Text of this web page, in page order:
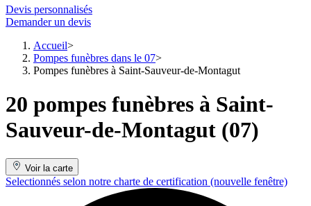
Devis personnalisés
Demander un devis
Accueil
Pompes funèbres dans le 07
Pompes funèbres à Saint-Sauveur-de-Montagut
20 pompes funèbres à Saint-
Sauveur-de-Montagut (07)
Voir la carte
Selectionnés selon notre charte de certification (nouvelle fenêtre)